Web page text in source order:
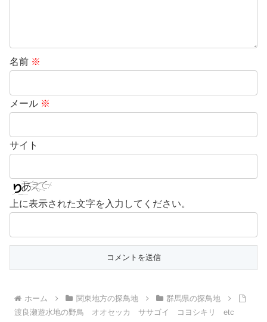
名前 ※
メール ※
サイト
上に表示された文字を入力してください。
ホーム 関東地方の探鳥地
群馬県の探鳥地
渡良瀬遊水地の野鳥 オオセッカ ササゴイ コヨシキリ etc